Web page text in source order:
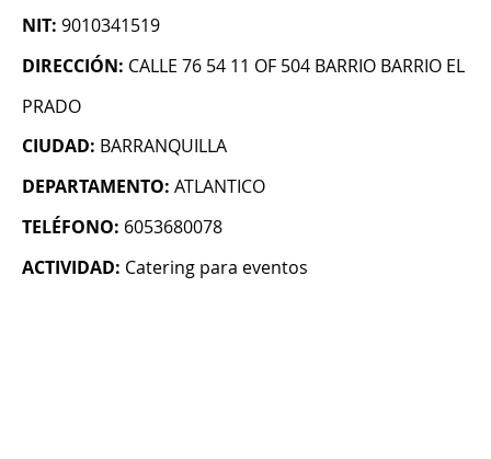
NIT: 9010341519
DIRECCIÓN: CALLE 76 54 11 OF 504 BARRIO BARRIO EL
PRADO
CIUDAD: BARRANQUILLA
DEPARTAMENTO: ATLANTICO
TELÉFONO: 6053680078
ACTIVIDAD: Catering para eventos